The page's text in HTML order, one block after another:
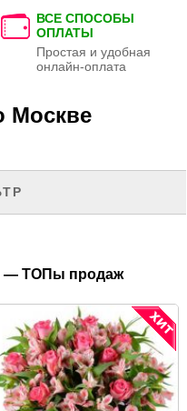
ВСЕ СПОСОБЫ
ОПЛАТЫ
Простая и удобная
онлайн-оплата
Москве
— ТОПы продаж